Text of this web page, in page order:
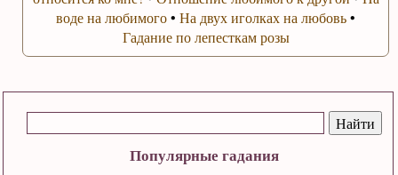
Популярные гадания
воде на любимого•На двух иголках на любовь•
Гадание по лепесткам розы